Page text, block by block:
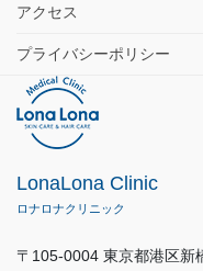
アクセス
プライバシーポリシー
LonaLona Clinic
ロナロナクリニック
〒105-0004 東京都港区新